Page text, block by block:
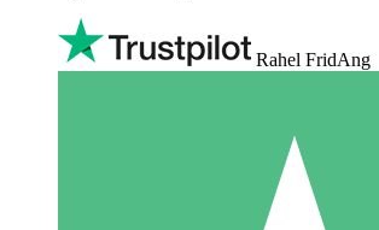
Rahel FridAng